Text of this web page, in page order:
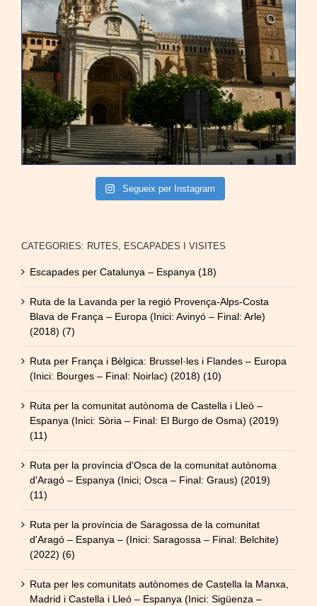
Segueix per Instagram
CATEGORIES: RUTES, ESCAPADES I VISITES
Escapades per Catalunya – Espanya (18)
Ruta de la Lavanda per la regió Provença-Alps-Costa
Blava de França – Europa (Inici: Avinyó – Final: Arle)
(2018) (7)
Ruta per França i Bèlgica: Brussel·les i Flandes – Europa
(Inici: Bourges – Final: Noirlac) (2018) (10)
Ruta per la comunitat autònoma de Castella i Lleó –
Espanya (Inici: Sòria – Final: El Burgo de Osma) (2019)
(11)
Ruta per la província d'Osca de la comunitat autònoma
d'Aragó – Espanya (Inici; Osca – Final: Graus) (2019)
(11)
Ruta per la província de Saragossa de la comunitat
d'Aragó – Espanya – (Inici: Saragossa – Final: Belchite)
(2022) (6)
Ruta per les comunitats autònomes de Castella la Manxa,
Madrid i Castella i Lleó – Espanya (Inici: Sigüenza –